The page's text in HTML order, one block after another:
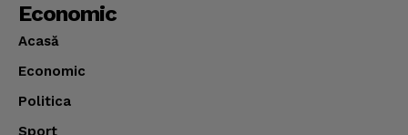
Economic
Acasă
Economic
Politica
Sport